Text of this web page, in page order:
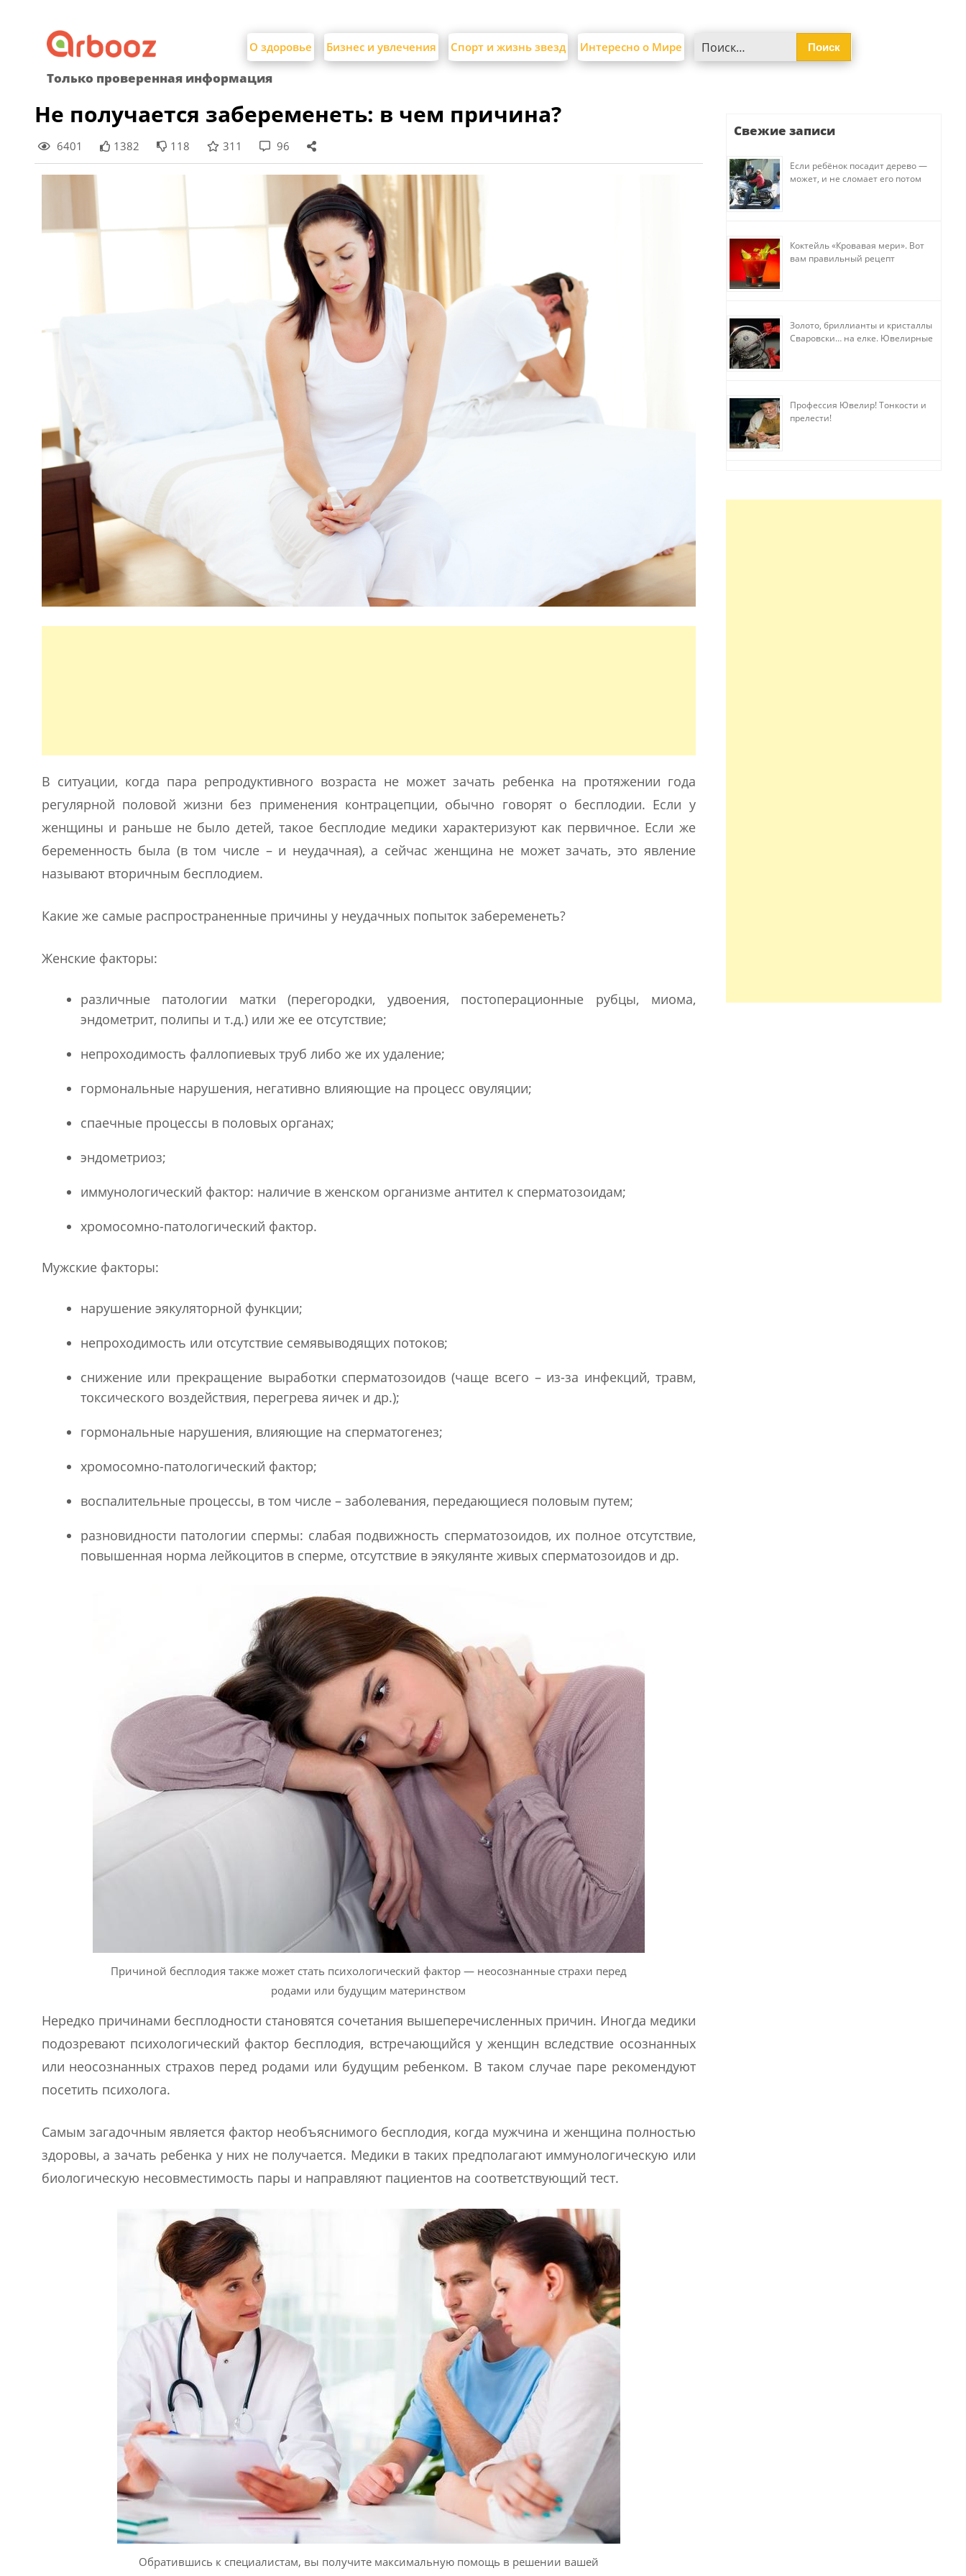
content
О здоровье Бизнес и увлечения Спорт и жизнь звезд Интересно о Мире
Только проверенная информация
Не получается забеременеть: в чем причина?
6401 1382 118 311 96
В ситуации, когда пара репродуктивного возраста не может зачать ребенка на протяжении года
регулярной половой жизни без применения контрацепции, обычно говорят о бесплодии. Если у
женщины и раньше не было детей, такое бесплодие медики характеризуют как первичное. Если же
беременность была (в том числе – и неудачная), а сейчас женщина не может зачать, это явление
называют вторичным бесплодием.
Какие же самые распространенные причины у неудачных попыток забеременеть?
Женские факторы:
различные патологии матки (перегородки, удвоения, постоперационные рубцы, миома,
эндометрит, полипы и т.д.) или же ее отсутствие;
непроходимость фаллопиевых труб либо же их удаление;
гормональные нарушения, негативно влияющие на процесс овуляции;
спаечные процессы в половых органах;
эндометриоз;
иммунологический фактор: наличие в женском организме антител к сперматозоидам;
хромосомно-патологический фактор.
Мужские факторы:
нарушение эякуляторной функции;
непроходимость или отсутствие семявыводящих потоков;
снижение или прекращение выработки сперматозоидов (чаще всего – из-за инфекций, травм,
токсического воздействия, перегрева яичек и др.);
гормональные нарушения, влияющие на сперматогенез;
хромосомно-патологический фактор;
воспалительные процессы, в том числе – заболевания, передающиеся половым путем;
разновидности патологии спермы: слабая подвижность сперматозоидов, их полное отсутствие,
повышенная норма лейкоцитов в сперме, отсутствие в эякулянте живых сперматозоидов и др.
Причиной бесплодия также может стать психологический фактор — неосознанные страхи перед
родами или будущим материнством
Нередко причинами бесплодности становятся сочетания вышеперечисленных причин. Иногда медики
подозревают психологический фактор бесплодия, встречающийся у женщин вследствие осознанных
или неосознанных страхов перед родами или будущим ребенком. В таком случае паре рекомендуют
посетить психолога.
Самым загадочным является фактор необъяснимого бесплодия, когда мужчина и женщина полностью
здоровы, а зачать ребенка у них не получается. Медики в таких предполагают иммунологическую или
биологическую несовместимость пары и направляют пациентов на соответствующий тест.
Обратившись к специалистам, вы получите максимальную помощь в решении вашей
Свежие записи
Если ребёнок посадит дерево —
может, и не сломает его потом
Коктейль «Кровавая мери». Вот
вам правильный рецепт
Золото, бриллианты и кристаллы
Сваровски… на елке. Ювелирные
Профессия Ювелир! Тонкости и
прелести!